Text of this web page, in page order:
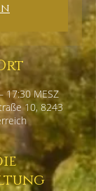
17:30 MESZ
10, 8243